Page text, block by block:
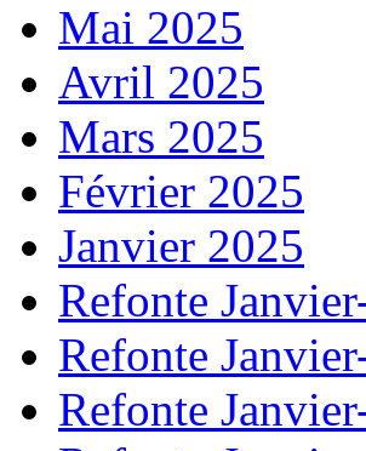
Mai 2025
Avril 2025
Mars 2025
Février 2025
Janvier 2025
Refonte
Refonte
Refonte